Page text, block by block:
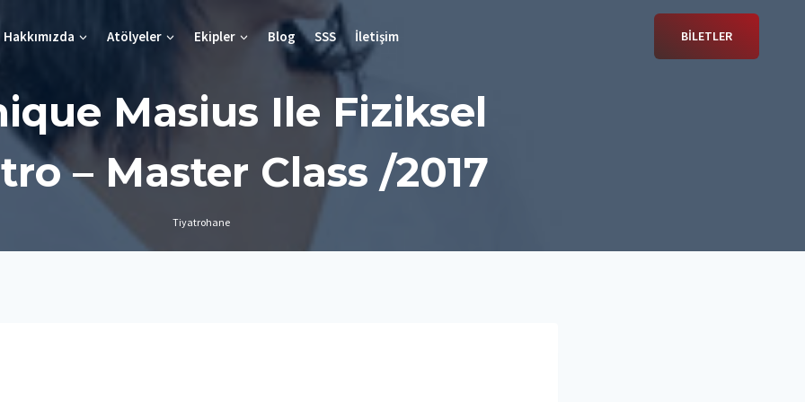
Hakkımızda Atölyeler Ekipler Blog SSS İletişim BİLETLER
Masius Ile Fiziksel
– Master Class /2017
Tiyatrohane